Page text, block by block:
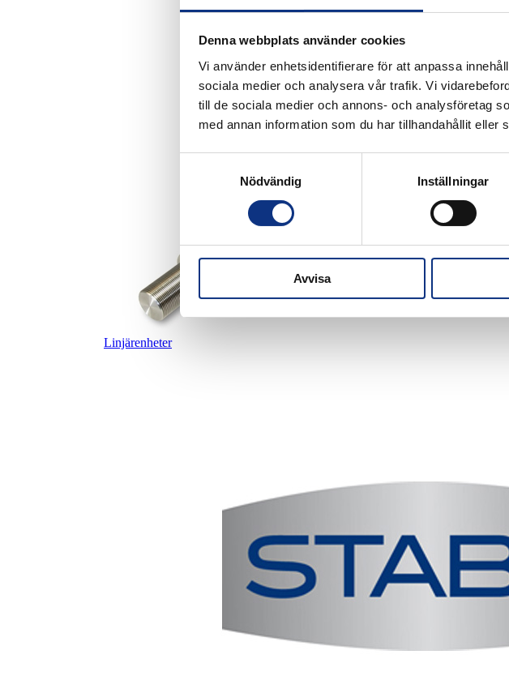
Denna webbplats använder cookies
Vi använder enhetsidentifierare för att anpassa
sociala medier och analysera vår trafik. Vi
till de sociala medier och annons- och analysföretag
med annan information som du har tillhandahållit
Nödvändig
Inställningar
Avvisa
Linjärenheter